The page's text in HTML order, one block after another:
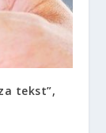
tekst”,